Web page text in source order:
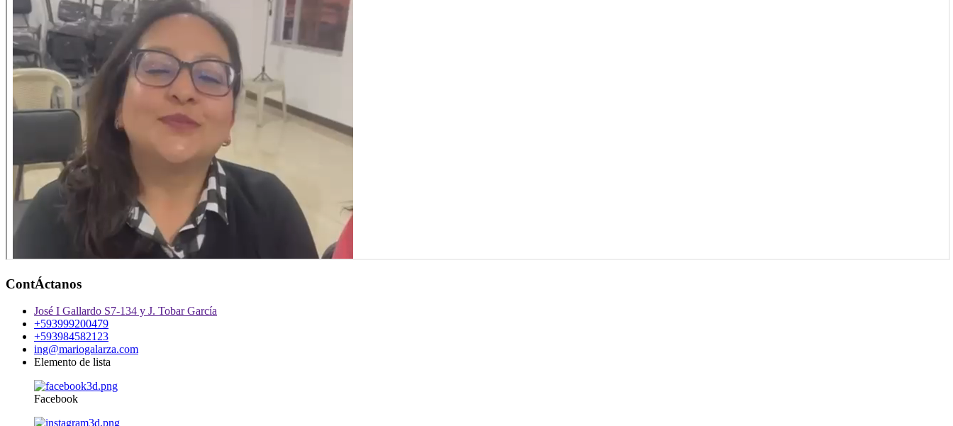
ContÁctanos
José I Gallardo S7-134 y J. Tobar García
+593999200479
+593984582123
ing@mariogalarza.com
Elemento de lista
Facebook